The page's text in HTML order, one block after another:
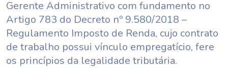
Gerente Administrativo com fundamento no
Artigo 783 do Decreto nº 9.580/2018 –
Regulamento Imposto de Renda, cujo contrato
de trabalho possui vínculo empregatício, fere
os princípios da legalidade tributária.